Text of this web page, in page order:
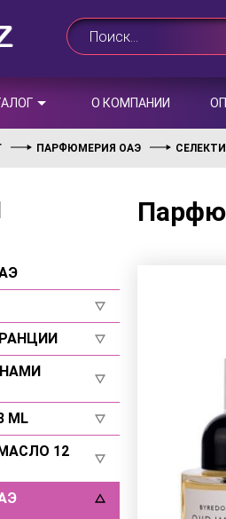
О КОМПАНИИ
ПАРФЮМЕРИЯ ОАЭ
ML
12